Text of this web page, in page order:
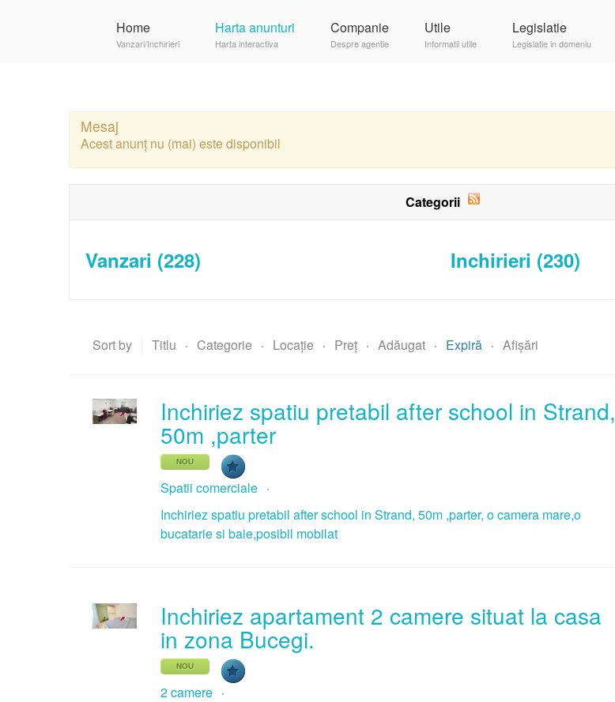
Home
Vanzari/Inchirieri
Harta anunturi
Harta interactiva
Companie
Despre agentie
Utile
Informatii utile
Legislatie
Legislatie in domeniu
Mesaj
Acest anunț nu (mai) este disponibil
Categorii
Vanzari (228) Inchirieri (230)
Sort by Titlu Categorie Locație Preț Adăugat Expiră Afișări
Inchiriez spatiu pretabil after school in Strand,
50m ,parter
NOU
Spatii comerciale
Inchiriez spatiu pretabil after school in Strand, 50m ,parter, o camera mare,o
bucatarie si baie,posibil mobilat
Inchiriez apartament 2 camere situat la casa
in zona Bucegi.
NOU
2 camere